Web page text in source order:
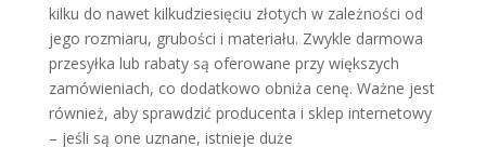
kilku do nawet kilkudziesięciu złotych w zależności od
jego rozmiaru, grubości i materiału. Zwykle darmowa
przesyłka lub rabaty są oferowane przy większych
zamówieniach, co dodatkowo obniża cenę. Ważne jest
również, aby sprawdzić producenta i sklep internetowy
– jeśli są one uznane, istnieje duże